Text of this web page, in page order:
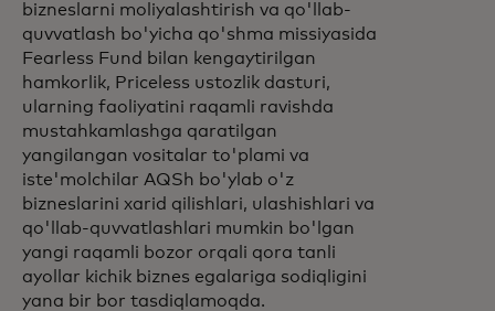
bizneslarni moliyalashtirish va qo'llab-
quvvatlash bo'yicha qo'shma missiyasida
Fearless Fund bilan kengaytirilgan
hamkorlik, Priceless ustozlik dasturi,
ularning faoliyatini raqamli ravishda
mustahkamlashga qaratilgan
yangilangan vositalar to'plami va
iste'molchilar AQSh bo'ylab o'z
bizneslarini xarid qilishlari, ulashishlari va
qo'llab-quvvatlashlari mumkin bo'lgan
yangi raqamli bozor orqali qora tanli
ayollar kichik biznes egalariga sodiqligini
yana bir bor tasdiqlamoqda.